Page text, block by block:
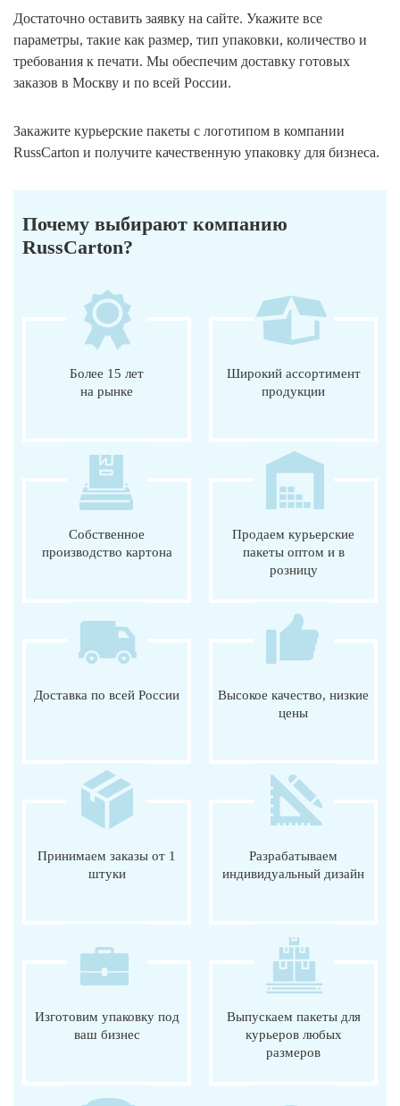
Достаточно оставить заявку на сайте. Укажите все
параметры, такие как размер, тип упаковки, количество и
требования к печати. Мы обеспечим доставку готовых
заказов в Москву и по всей России.
Закажите курьерские пакеты с логотипом в компании
RussCarton и получите качественную упаковку для бизнеса.
Почему выбирают компанию
RussCarton?
Более 15 лет
на рынке
Широкий ассортимент
продукции
Собственное
производство картона
Продаем курьерские
пакеты оптом и в
розницу
Доставка по всей России
Высокое качество, низкие
цены
Принимаем заказы от 1
штуки
Разрабатываем
индивидуальный дизайн
Изготовим упаковку под
ваш бизнес
Выпускаем пакеты для
курьеров любых
размеров